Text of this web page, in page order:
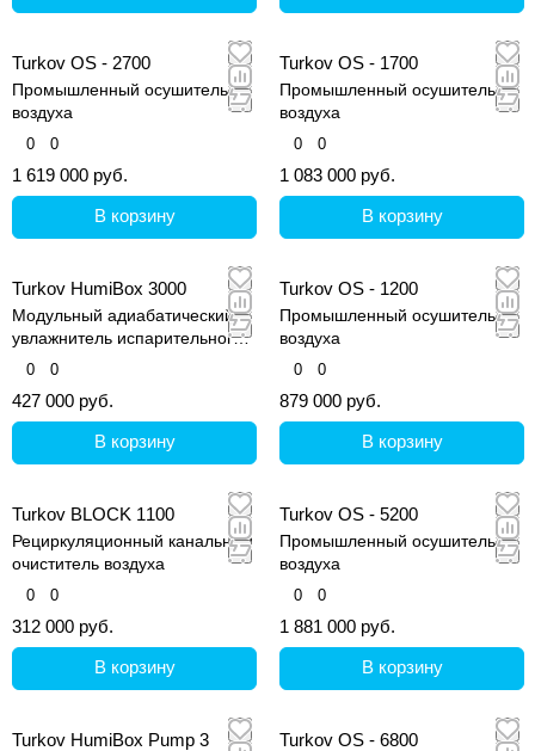
Turkov OS - 2700
Промышленный осушитель
воздуха
0 0
1 619 000 руб.
В корзину
Turkov OS - 1700
Промышленный осушитель
воздуха
0 0
1 083 000 руб.
В корзину
Turkov HumiBox 3000
Модульный адиабатический
увлажнитель испарительного
типа
0 0
427 000 руб.
В корзину
Turkov OS - 1200
Промышленный осушитель
воздуха
0 0
879 000 руб.
В корзину
Turkov BLOCK 1100
Рециркуляционный канальный
очиститель воздуха
0 0
312 000 руб.
В корзину
Turkov OS - 5200
Промышленный осушитель
воздуха
0 0
1 881 000 руб.
В корзину
Turkov HumiBox Pump 3 Turkov OS - 6800